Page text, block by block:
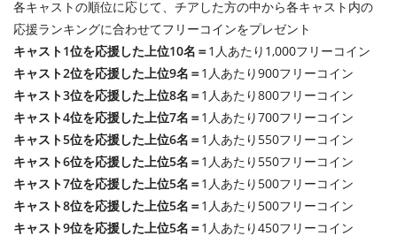
各キャストの順位に応じて、チアした方の中から各キャスト内の
応援ランキングに合わせてフリーコインをプレゼント
キャスト1位を応援した上位10名＝1人あたり1,000フリーコイン
キャスト2位を応援した上位9名＝1人あたり900フリーコイン
キャスト3位を応援した上位8名＝1人あたり800フリーコイン
キャスト4位を応援した上位7名＝1人あたり700フリーコイン
キャスト5位を応援した上位6名＝1人あたり550フリーコイン
キャスト6位を応援した上位5名＝1人あたり550フリーコイン
キャスト7位を応援した上位5名＝1人あたり500フリーコイン
キャスト8位を応援した上位5名＝1人あたり500フリーコイン
キャスト9位を応援した上位5名＝1人あたり450フリーコイン